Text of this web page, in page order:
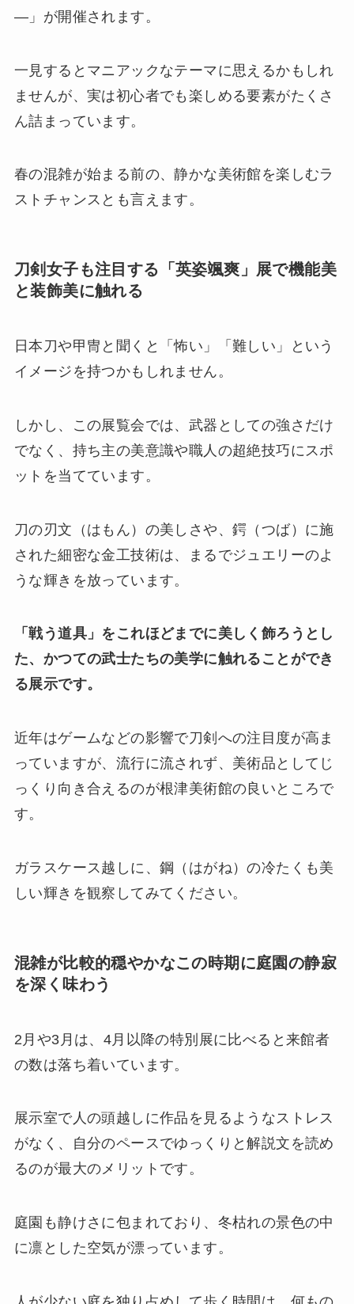
―」が開催されます。
一見するとマニアックなテーマに思えるかもしれ
ませんが、実は初心者でも楽しめる要素がたくさ
ん詰まっています。
春の混雑が始まる前の、静かな美術館を楽しむラ
ストチャンスとも言えます。
刀剣女子も注目する「英姿颯爽」展で機能美
と装飾美に触れる
日本刀や甲冑と聞くと「怖い」「難しい」という
イメージを持つかもしれません。
しかし、この展覧会では、武器としての強さだけ
でなく、持ち主の美意識や職人の超絶技巧にスポ
ットを当てています。
刀の刃文（はもん）の美しさや、鍔（つば）に施
された細密な金工技術は、まるでジュエリーのよ
うな輝きを放っています。
「戦う道具」をこれほどまでに美しく飾ろうとし
た、かつての武士たちの美学に触れることができ
る展示です。
近年はゲームなどの影響で刀剣への注目度が高ま
っていますが、流行に流されず、美術品としてじ
っくり向き合えるのが根津美術館の良いところで
す。
ガラスケース越しに、鋼（はがね）の冷たくも美
しい輝きを観察してみてください。
混雑が比較的穏やかなこの時期に庭園の静寂
を深く味わう
2月や3月は、4月以降の特別展に比べると来館者
の数は落ち着いています。
展示室で人の頭越しに作品を見るようなストレス
がなく、自分のペースでゆっくりと解説文を読め
るのが最大のメリットです。
庭園も静けさに包まれており、冬枯れの景色の中
に凛とした空気が漂っています。